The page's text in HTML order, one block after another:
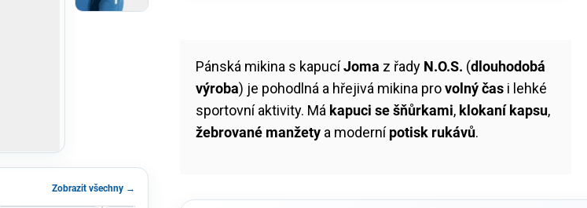
Zobrazit všechny →
Pánská mikina s kapucíJoma z řady N.O.S. (dlouhodobá
výroba) je pohodlná a hřejivá mikina provolný čas i lehké
sportovní aktivity. Má kapuci se šňůrkami, klokaní kapsu,
žebrované manžety a modernípotisk rukávů.